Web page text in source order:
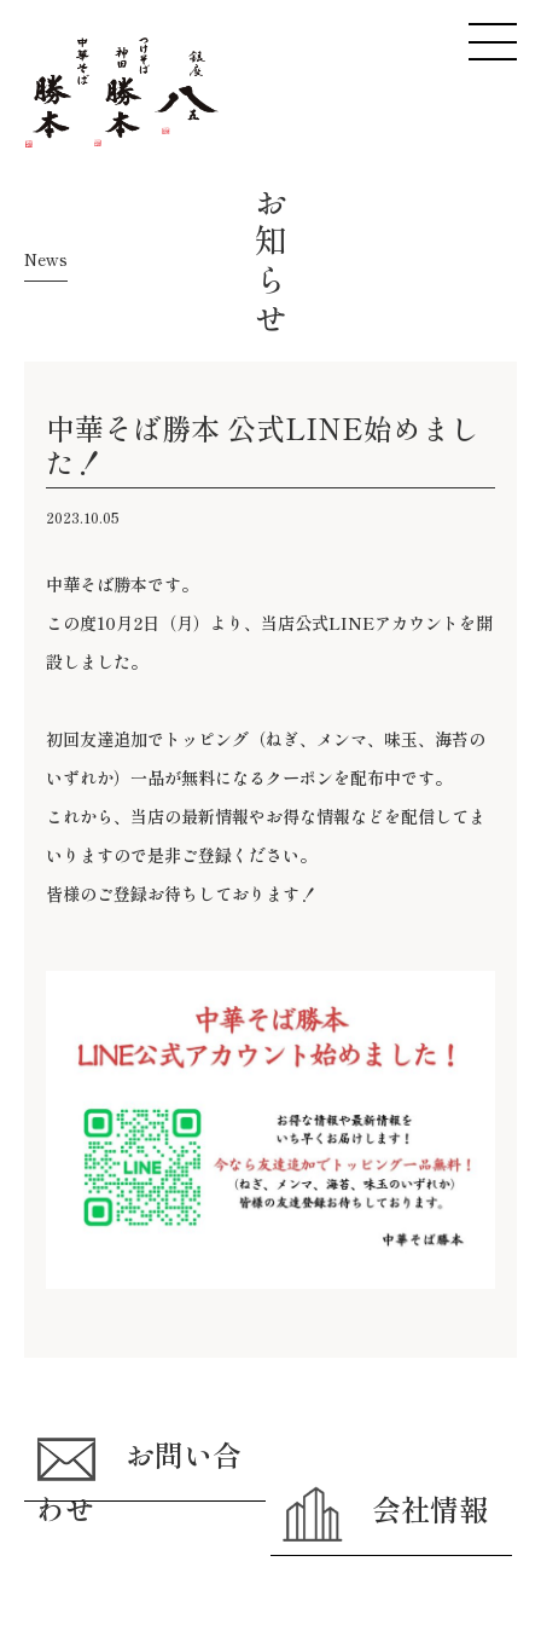
News お知らせ
中華そば勝本 公式LINE始めまし
た！
2023.10.05
中華そば勝本です。
この度10月2日（月）より、当店公式LINEアカウントを開
設しました。
初回友達追加でトッピング（ねぎ、メンマ、味玉、海苔の
いずれか）一品が無料になるクーポンを配布中です。
これから、当店の最新情報やお得な情報などを配信してま
いりますので是非ご登録ください。
皆様のご登録お待ちしております！
お問い合
わせ
会社情報